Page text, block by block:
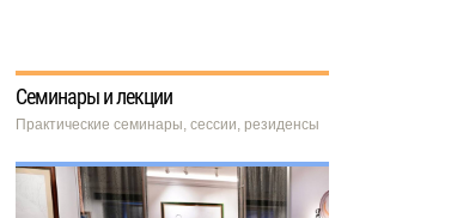
Семинары и лекции
Практические семинары, сессии, резиденсы